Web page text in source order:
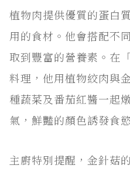
植物肉提供優質的蛋白
用的食材。他會搭配不
取到豐富的營養素。在
料理，他用植物絞肉與
種蔬菜及番茄紅醬一起
氣，鮮豔的顏色誘發食
主廚特別提醒，金針菇